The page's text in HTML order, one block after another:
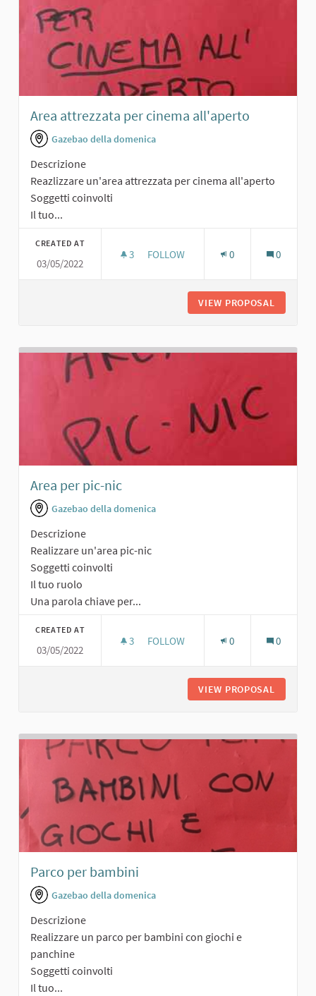
Area attrezzata per cinema all'aperto
Gazebao della domenica
Descrizione
Reazlizzare un'area attrezzata per cinema all'aperto
Soggetti coinvolti
Il tuo...
CREATED AT
03/05/2022
3 3 FOLLOWERS
FOLLOW 0 0
VIEW PROPOSAL
Area per pic-nic
Gazebao della domenica
Descrizione
Realizzare un'area pic-nic
Soggetti coinvolti
Il tuo ruolo
Una parola chiave per...
CREATED AT
03/05/2022
3 3 FOLLOWERS
FOLLOW 0 0
VIEW PROPOSAL
Parco per bambini
Gazebao della domenica
Descrizione
Realizzare un parco per bambini con giochi e
panchine
Soggetti coinvolti
Il tuo...